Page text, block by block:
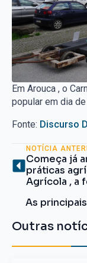
Em Arouca , o
popular em dia
Fonte: Discurso
NOTÍCIA
Começa já
práticas
Agrícola , a
As
Outras